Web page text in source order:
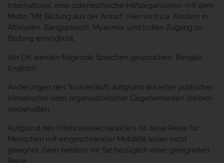
International, eine österreichische Hilfsorganisation mit dem
Motto "Mit Bildung aus der Armut". Hier wird u.a. Kindern in
Äthiopien, Bangladesch, Myanmar und Indien Zugang zu
Bildung ermöglicht.
Vor Ort werden folgende Sprachen gesprochen: Bengali,
Englisch
Änderungen des Tourverlaufs aufgrund aktueller politischer,
klimatischer oder organisatorischer Gegebenheiten bleiben
vorbehalten.
Aufgrund des Erlebnisreisecharakters ist diese Reise für
Menschen mit eingeschränkter Mobilität leider nicht
geeignet. Gern beraten wir Sie bezüglich einer geeigneten
Reise.